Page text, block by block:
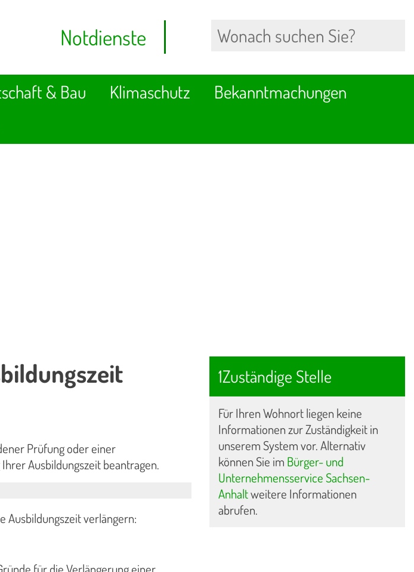
Notdienste
& Bau Klimaschutz
Bekanntmachungen
Prüfung oder einer
Ausbildungszeit beantragen.
Ausbildungszeit verlängern:
für die Verlängerung einer
1Zuständige Stelle
Für Ihren Wohnort liegen keine
Informationen zur Zuständigkeit in
unserem System vor. Alternativ
können Sie im Bürger- und
Unternehmensservice Sachsen-
Anhaltweitere Informationen
abrufen.